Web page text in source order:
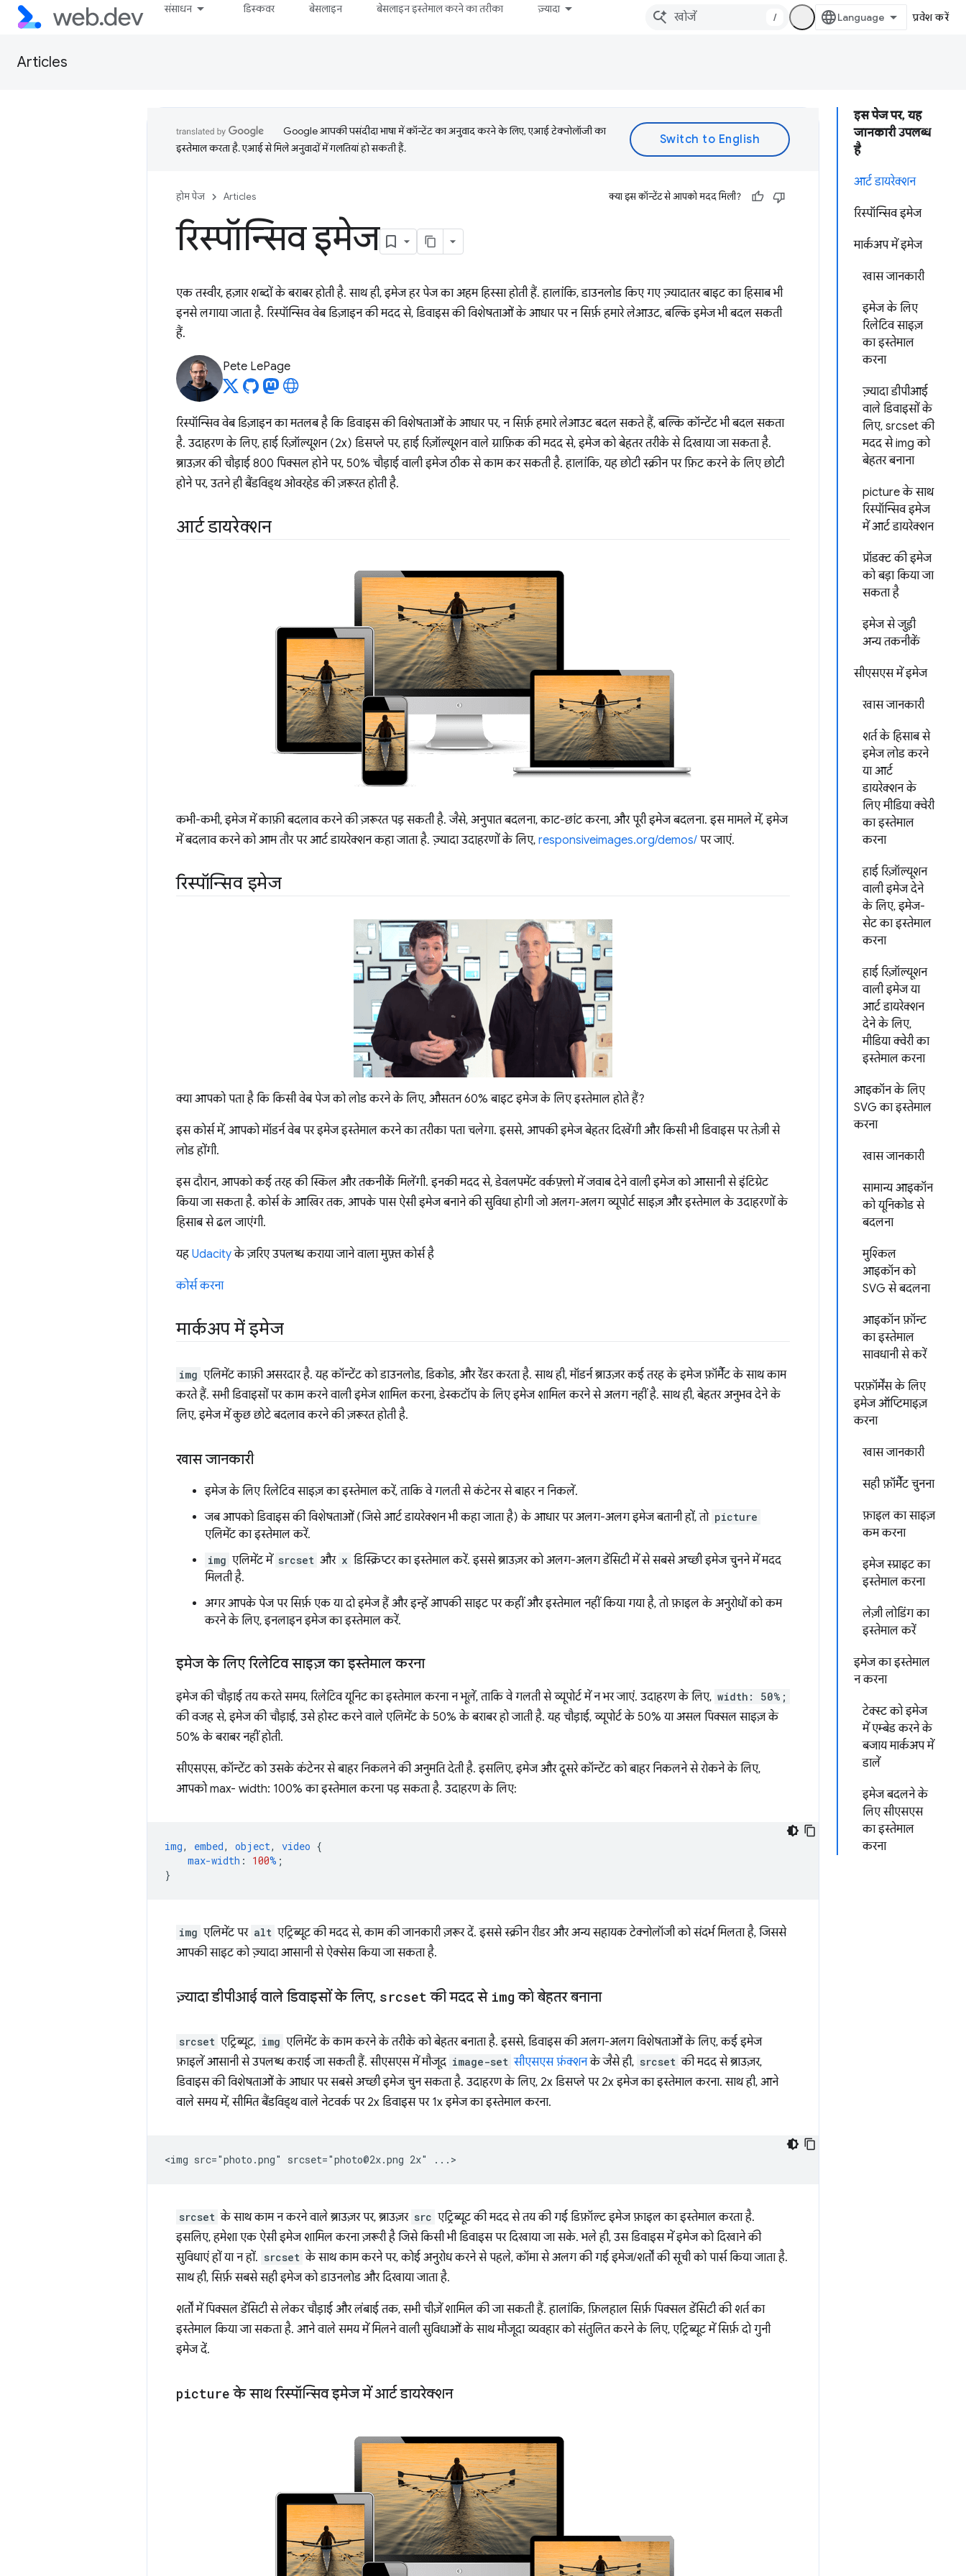
संसाधन डिस्कवर बेसलाइन बेसलाइन इस्तेमाल करने का तरीका ज़्यादा
/ प्रवेश करें
Articles
इस पेज पर, यह
जानकारी उपलब्ध
है
आर्ट डायरेक्शन
रिस्पॉन्सिव इमेज
मार्कअप में इमेज
खास जानकारी
इमेज के लिए
रिलेटिव साइज़
का इस्तेमाल
करना
ज़्यादा डीपीआई
वाले डिवाइसों के
लिए, srcset की
मदद से img को
बेहतर बनाना
picture के साथ
रिस्पॉन्सिव इमेज
में आर्ट डायरेक्शन
प्रॉडक्ट की इमेज
को बड़ा किया जा
सकता है
इमेज से जुड़ी
अन्य तकनीकें
सीएसएस में इमेज
खास जानकारी
शर्त के हिसाब से
इमेज लोड करने
या आर्ट
डायरेक्शन के
लिए मीडिया क्वेरी
का इस्तेमाल
करना
हाई रिज़ॉल्यूशन
वाली इमेज देने
के लिए, इमेज-
सेट का इस्तेमाल
करना
हाई रिज़ॉल्यूशन
वाली इमेज या
आर्ट डायरेक्शन
देने के लिए,
मीडिया क्वेरी का
इस्तेमाल करना
आइकॉन के लिए
SVG का इस्तेमाल
करना
खास जानकारी
सामान्य आइकॉन
को यूनिकोड से
बदलना
मुश्किल
आइकॉन को
SVG से बदलना
आइकॉन फ़ॉन्ट
का इस्तेमाल
सावधानी से करें
परफ़ॉर्मेंस के लिए
इमेज ऑप्टिमाइज़
करना
खास जानकारी
सही फ़ॉर्मैट चुनना
फ़ाइल का साइज़
कम करना
इमेज स्प्राइट का
इस्तेमाल करना
लेज़ी लोडिंग का
इस्तेमाल करें
इमेज का इस्तेमाल
न करना
टेक्स्ट को इमेज
में एम्बेड करने के
बजाय मार्कअप में
डालें
इमेज बदलने के
लिए सीएसएस
का इस्तेमाल
करना
Google आपकी पसंदीदा भाषा में कॉन्टेंट का अनुवाद करने के लिए, एआई टेक्नोलॉजी का
इस्तेमाल करता है. एआई से मिले अनुवादों में गलतियां हो सकती हैं.
होम पेज Articles क्या इस कॉन्टेंट से आपको मदद मिली?
रिस्पॉन्सिव इमेज
एक तस्वीर, हज़ार शब्दों के बराबर होती है. साथ ही, इमेज हर पेज का अहम हिस्सा होती हैं. हालांकि, डाउनलोड किए गए ज़्यादातर बाइट का हिसाब भी
इनसे लगाया जाता है. रिस्पॉन्सिव वेब डिज़ाइन की मदद से, डिवाइस की विशेषताओं के आधार पर न सिर्फ़ हमारे लेआउट, बल्कि इमेज भी बदल सकती
हैं.
Pete LePage
रिस्पॉन्सिव वेब डिज़ाइन का मतलब है कि डिवाइस की विशेषताओं के आधार पर, न सिर्फ़ हमारे लेआउट बदल सकते हैं, बल्कि कॉन्टेंट भी बदल सकता
है. उदाहरण के लिए, हाई रिज़ॉल्यूशन (2x) डिसप्ले पर, हाई रिज़ॉल्यूशन वाले ग्राफ़िक की मदद से, इमेज को बेहतर तरीके से दिखाया जा सकता है.
ब्राउज़र की चौड़ाई 800 पिक्सल होने पर, 50% चौड़ाई वाली इमेज ठीक से काम कर सकती है. हालांकि, यह छोटी स्क्रीन पर फ़िट करने के लिए छोटी
होने पर, उतने ही बैंडविड्थ ओवरहेड की ज़रूरत होती है.
आर्ट डायरेक्शन
कभी-कभी, इमेज में काफ़ी बदलाव करने की ज़रूरत पड़ सकती है. जैसे, अनुपात बदलना, काट-छांट करना, और पूरी इमेज बदलना. इस मामले में, इमेज
में बदलाव करने को आम तौर पर आर्ट डायरेक्शन कहा जाता है. ज़्यादा उदाहरणों के लिए, responsiveimages.org/demos/ पर जाएं.
रिस्पॉन्सिव इमेज
क्या आपको पता है कि किसी वेब पेज को लोड करने के लिए, औसतन 60% बाइट इमेज के लिए इस्तेमाल होते हैं?
इस कोर्स में, आपको मॉडर्न वेब पर इमेज इस्तेमाल करने का तरीका पता चलेगा. इससे, आपकी इमेज बेहतर दिखेंगी और किसी भी डिवाइस पर तेज़ी से
लोड होंगी.
इस दौरान, आपको कई तरह की स्किल और तकनीकें मिलेंगी. इनकी मदद से, डेवलपमेंट वर्कफ़्लो में जवाब देने वाली इमेज को आसानी से इंटिग्रेट
किया जा सकता है. कोर्स के आखिर तक, आपके पास ऐसी इमेज बनाने की सुविधा होगी जो अलग-अलग व्यूपोर्ट साइज़ और इस्तेमाल के उदाहरणों के
हिसाब से ढल जाएंगी.
यह Udacityके ज़रिए उपलब्ध कराया जाने वाला मुफ़्त कोर्स है
कोर्स करना
मार्कअप में इमेज
img एलिमेंट काफ़ी असरदार है. यह कॉन्टेंट को डाउनलोड, डिकोड, और रेंडर करता है. साथ ही, मॉडर्न ब्राउज़र कई तरह के इमेज फ़ॉर्मैट के साथ काम
करते हैं. सभी डिवाइसों पर काम करने वाली इमेज शामिल करना, डेस्कटॉप के लिए इमेज शामिल करने से अलग नहीं है. साथ ही, बेहतर अनुभव देने के
लिए, इमेज में कुछ छोटे बदलाव करने की ज़रूरत होती है.
खास जानकारी
इमेज के लिए रिलेटिव साइज़ का इस्तेमाल करें, ताकि वे गलती से कंटेनर से बाहर न निकलें.
जब आपको डिवाइस की विशेषताओं (जिसे आर्ट डायरेक्शन भी कहा जाता है) के आधार पर अलग-अलग इमेज बतानी हों, तो picture
एलिमेंट का इस्तेमाल करें.
img एलिमेंट में srcset और x डिस्क्रिप्टर का इस्तेमाल करें. इससे ब्राउज़र को अलग-अलग डेंसिटी में से सबसे अच्छी इमेज चुनने में मदद
मिलती है.
अगर आपके पेज पर सिर्फ़ एक या दो इमेज हैं और इन्हें आपकी साइट पर कहीं और इस्तेमाल नहीं किया गया है, तो फ़ाइल के अनुरोधों को कम
करने के लिए, इनलाइन इमेज का इस्तेमाल करें.
इमेज के लिए रिलेटिव साइज़ का इस्तेमाल करना
इमेज की चौड़ाई तय करते समय, रिलेटिव यूनिट का इस्तेमाल करना न भूलें, ताकि वे गलती से व्यूपोर्ट में न भर जाएं. उदाहरण के लिए, width: 50%;
की वजह से, इमेज की चौड़ाई, उसे होस्ट करने वाले एलिमेंट के 50% के बराबर हो जाती है. यह चौड़ाई, व्यूपोर्ट के 50% या असल पिक्सल साइज़ के
50% के बराबर नहीं होती.
सीएसएस, कॉन्टेंट को उसके कंटेनर से बाहर निकलने की अनुमति देती है. इसलिए, इमेज और दूसरे कॉन्टेंट को बाहर निकलने से रोकने के लिए,
आपको max- width: 100% का इस्तेमाल करना पड़ सकता है. उदाहरण के लिए:
img, embed, object, video {
max-width : 100% ;
}
img एलिमेंट पर alt एट्रिब्यूट की मदद से, काम की जानकारी ज़रूर दें. इससे स्क्रीन रीडर और अन्य सहायक टेक्नोलॉजी को संदर्भ मिलता है, जिससे
आपकी साइट को ज़्यादा आसानी से ऐक्सेस किया जा सकता है.
ज़्यादा डीपीआई वाले डिवाइसों के लिए, srcset की मदद से img को बेहतर बनाना
srcset एट्रिब्यूट, img एलिमेंट के काम करने के तरीके को बेहतर बनाता है. इससे, डिवाइस की अलग-अलग विशेषताओं के लिए, कई इमेज
फ़ाइलें आसानी से उपलब्ध कराई जा सकती हैं. सीएसएस में मौजूद image-set सीएसएस फ़ंक्शनके जैसे ही, srcset की मदद से ब्राउज़र,
डिवाइस की विशेषताओं के आधार पर सबसे अच्छी इमेज चुन सकता है. उदाहरण के लिए, 2x डिसप्ले पर 2x इमेज का इस्तेमाल करना. साथ ही, आने
वाले समय में, सीमित बैंडविड्थ वाले नेटवर्क पर 2x डिवाइस पर 1x इमेज का इस्तेमाल करना.
srcset के साथ काम न करने वाले ब्राउज़र पर, ब्राउज़र src एट्रिब्यूट की मदद से तय की गई डिफ़ॉल्ट इमेज फ़ाइल का इस्तेमाल करता है.
इसलिए, हमेशा एक ऐसी इमेज शामिल करना ज़रूरी है जिसे किसी भी डिवाइस पर दिखाया जा सके. भले ही, उस डिवाइस में इमेज को दिखाने की
सुविधाएं हों या न हों. srcset के साथ काम करने पर, कोई अनुरोध करने से पहले, कॉमा से अलग की गई इमेज/शर्तों की सूची को पार्स किया जाता है.
साथ ही, सिर्फ़ सबसे सही इमेज को डाउनलोड और दिखाया जाता है.
शर्तों में पिक्सल डेंसिटी से लेकर चौड़ाई और लंबाई तक, सभी चीज़ें शामिल की जा सकती हैं. हालांकि, फ़िलहाल सिर्फ़ पिक्सल डेंसिटी की शर्त का
इस्तेमाल किया जा सकता है. आने वाले समय में मिलने वाली सुविधाओं के साथ मौजूदा व्यवहार को संतुलित करने के लिए, एट्रिब्यूट में सिर्फ़ दो गुनी
इमेज दें.
picture के साथ रिस्पॉन्सिव इमेज में आर्ट डायरेक्शन